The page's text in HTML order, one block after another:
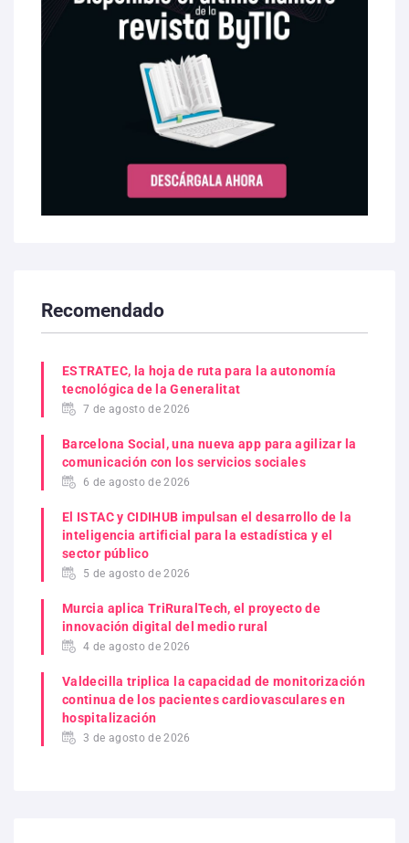
Recomendado
ESTRATEC, la hoja de ruta para la autonomía
tecnológica de la Generalitat
7 de agosto de 2026
Barcelona Social, una nueva app para agilizar la
comunicación con los servicios sociales
6 de agosto de 2026
El ISTAC y CIDIHUB impulsan el desarrollo de la
inteligencia artificial para la estadística y el
sector público
5 de agosto de 2026
Murcia aplica TriRuralTech, el proyecto de
innovación digital del medio rural
4 de agosto de 2026
Valdecilla triplica la capacidad de monitorización
continua de los pacientes cardiovasculares en
hospitalización
3 de agosto de 2026